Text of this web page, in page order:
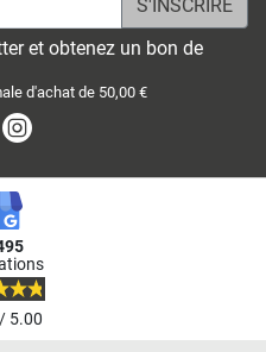
et obtenez un bon de
d'achat de 50,00 €
Facebook
/ 5.00